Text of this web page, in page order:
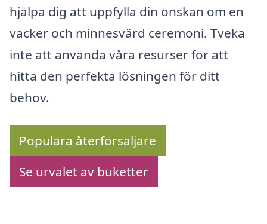
hjälpa dig att uppfylla din önskan om en
vacker och minnesvärd ceremoni. Tveka
inte att använda våra resurser för att
hitta den perfekta lösningen för ditt
behov.
Populära återförsäljare
Se urvalet av buketter